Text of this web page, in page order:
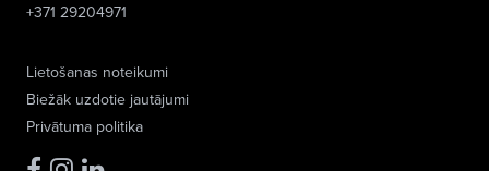
Lietošanas noteikumi
Biežāk uzdotie jautājumi
Privātuma politika
+371 29204971